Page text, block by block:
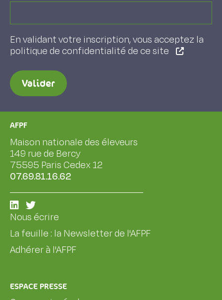
En validant votre inscription, vous acceptez la
politique de confidentialité de ce site
Valider
AFPF
Maison nationale des éleveurs
149 rue de Bercy
75595 Paris Cedex 12
07.69.81.16.62
Nous écrire
La feuille : la Newsletter de l'AFPF
Adhérer à l'AFPF
ESPACE PRESSE